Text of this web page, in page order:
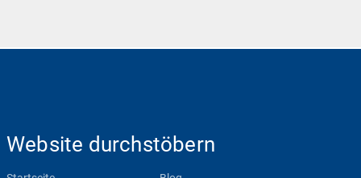
Website durchstöbern